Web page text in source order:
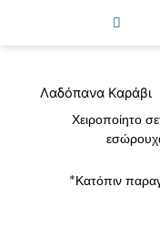
Λαδόπανα Καράβι
Χειροποίητο
*Κατόπιν